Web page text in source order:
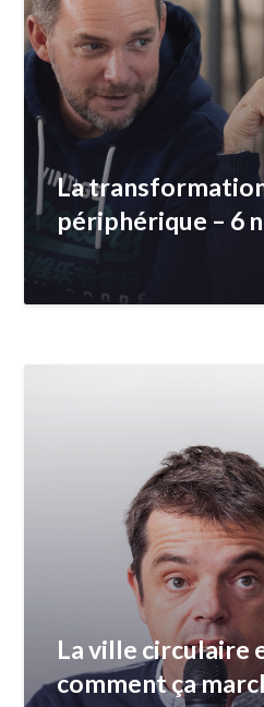
La
périphérique – 6
La ville circulaire
comment ça